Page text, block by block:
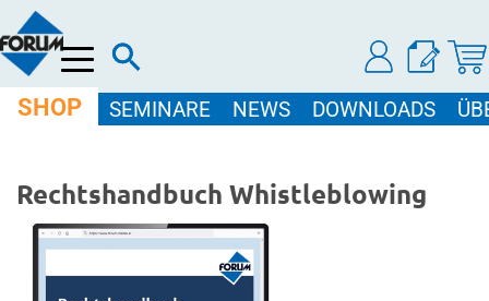
Menü
SHOP SEMINARE NEWS DOWNLOADS
Rechtshandbuch Whistleblowing